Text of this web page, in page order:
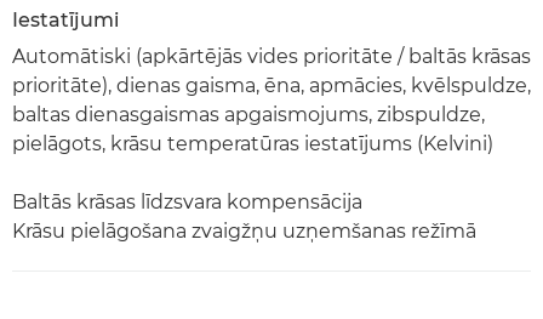
Iestatījumi
Automātiski (apkārtējās vides prioritāte / baltās krāsas
prioritāte), dienas gaisma, ēna, apmācies, kvēlspuldze,
baltas dienasgaismas apgaismojums, zibspuldze,
pielāgots, krāsu temperatūras iestatījums (Kelvini)
Baltās krāsas līdzsvara kompensācija
Krāsu pielāgošana zvaigžņu uzņemšanas režīmā